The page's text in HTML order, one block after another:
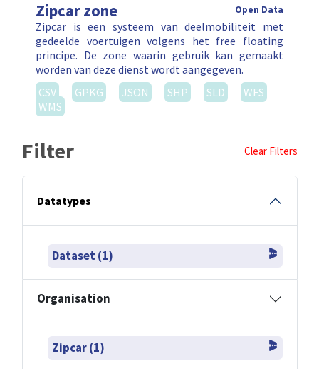
Zipcar zone Open Data
Zipcar is een systeem van deelmobiliteit met
gedeelde voertuigen volgens het free floating
principe. De zone waarin gebruik kan gemaakt
worden van deze dienst wordt aangegeven.
CSV
GPKG JSON SHP SLD
WFS
WMS
Filter Clear Filters
Datatypes
Dataset (1)
Organisation
Zipcar (1)